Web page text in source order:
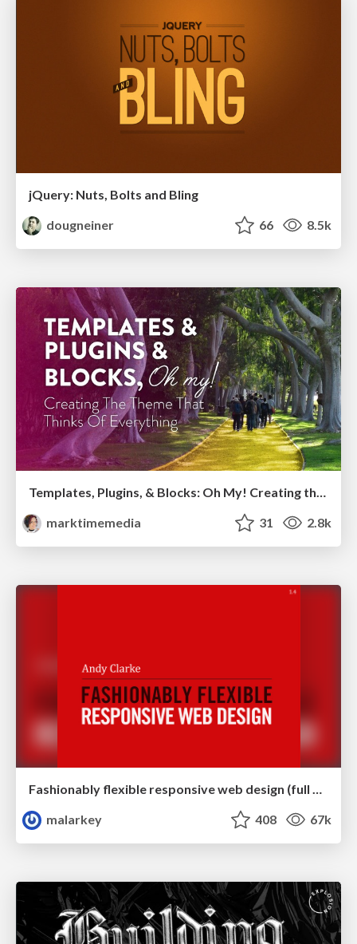
jQuery: Nuts, Bolts and Bling
dougneiner
66 8.5k
marktimemedia
31 2.8k
Fashionably flexible responsive web design (full day workshop)
malarkey
408 67k